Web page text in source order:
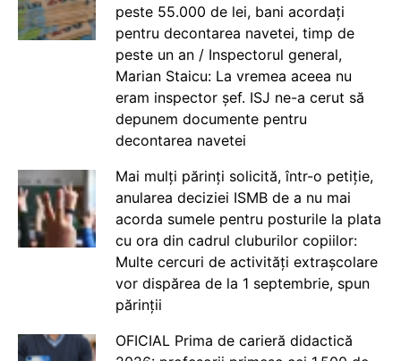
peste 55.000 de lei, bani acordați
pentru decontarea navetei, timp de
peste un an / Inspectorul general,
Marian Staicu: La vremea aceea nu
eram inspector șef. ISJ ne-a cerut să
depunem documente pentru
decontarea navetei
Mai mulți părinți solicită, într-o petiție,
anularea deciziei ISMB de a nu mai
acorda sumele pentru posturile la plata
cu ora din cadrul cluburilor copiilor:
Multe cercuri de activități extrașcolare
vor dispărea de la 1 septembrie, spun
părinții
OFICIAL Prima de carieră didactică